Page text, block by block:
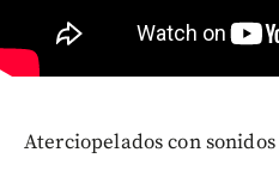
Aterciopelados con